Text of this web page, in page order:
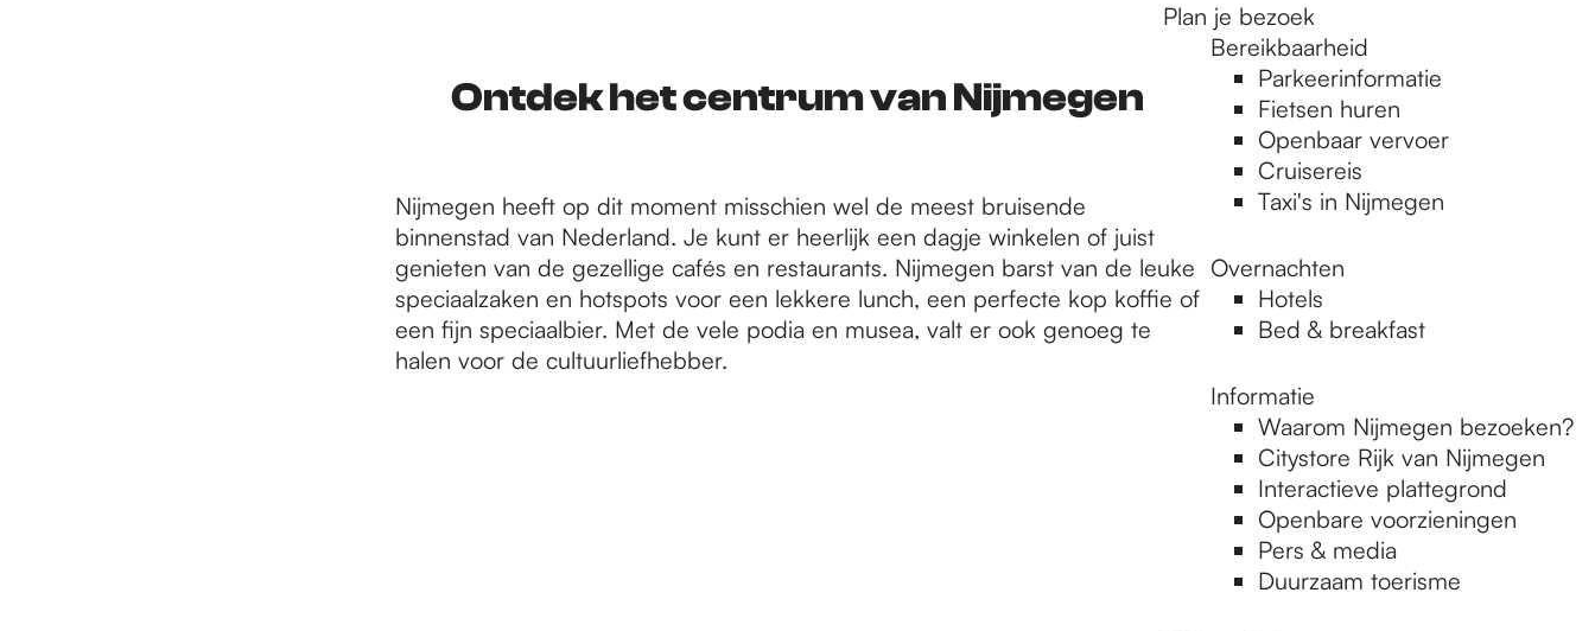
Plan je bezoek
Bereikbaarheid
Parkeerinformatie
Fietsen huren
Openbaar vervoer
Cruisereis
Taxi's in Nijmegen
Overnachten
Hotels
Bed & breakfast
Informatie
Waarom Nijmegen bezoeken?
Citystore Rijk van Nijmegen
Interactieve plattegrond
Openbare voorzieningen
Pers & media
Duurzaam toerisme
Ontdek het centrum van Nijmegen
Nijmegen heeft op dit moment misschien wel de meest bruisende
binnenstad van Nederland. Je kunt er heerlijk een dagje winkelen of juist
genieten van de gezellige cafés en restaurants. Nijmegen barst van de leuke
speciaalzaken en hotspots voor een lekkere lunch, een perfecte kop koffie of
een fijn speciaalbier. Met de vele podia en musea, valt er ook genoeg te
halen voor de cultuurliefhebber.